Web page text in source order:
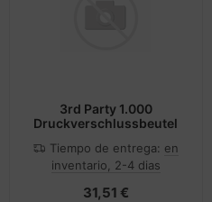
3rd Party 1.000
Druckverschlussbeutel
Tiempo de entrega: en
inventario, 2-4 dias
31,51 €